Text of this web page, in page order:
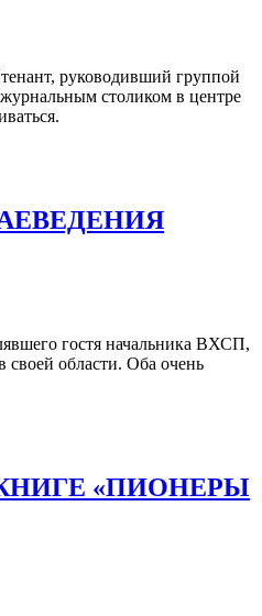
руководивший группой
столиком в центре
гостя начальника ВХСП,
области. Оба очень
«ПИОНЕРЫ